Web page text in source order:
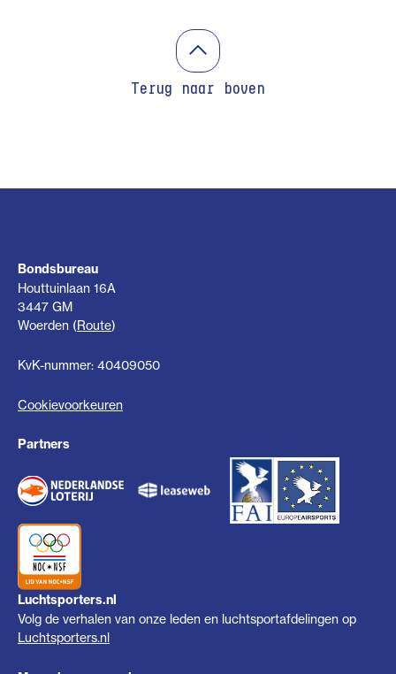
Terug naar boven
Bondsbureau
Houttuinlaan 16A
3447 GM
Woerden (Route)
KvK-nummer: 40409050
Cookievoorkeuren
Partners
Luchtsporters.nl
Volg de verhalen van onze leden en luchtsportafdelingen op
Luchtsporters.nl